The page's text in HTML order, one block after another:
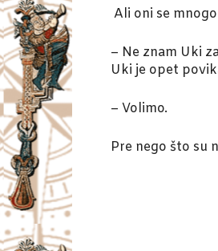
Ali oni se
– Ne znam Uki
Uki je opet
– Volimo.
Pre nego što su